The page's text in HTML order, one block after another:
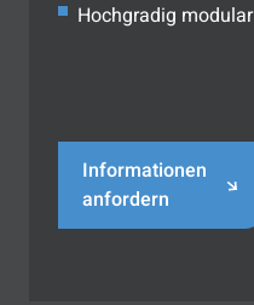
Hochgradig modular
Informationen
anfordern